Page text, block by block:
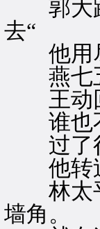
郭大路
去“
他用尽
燕七五
王动回
谁也不
过了很
他转过
林太平
墙角。